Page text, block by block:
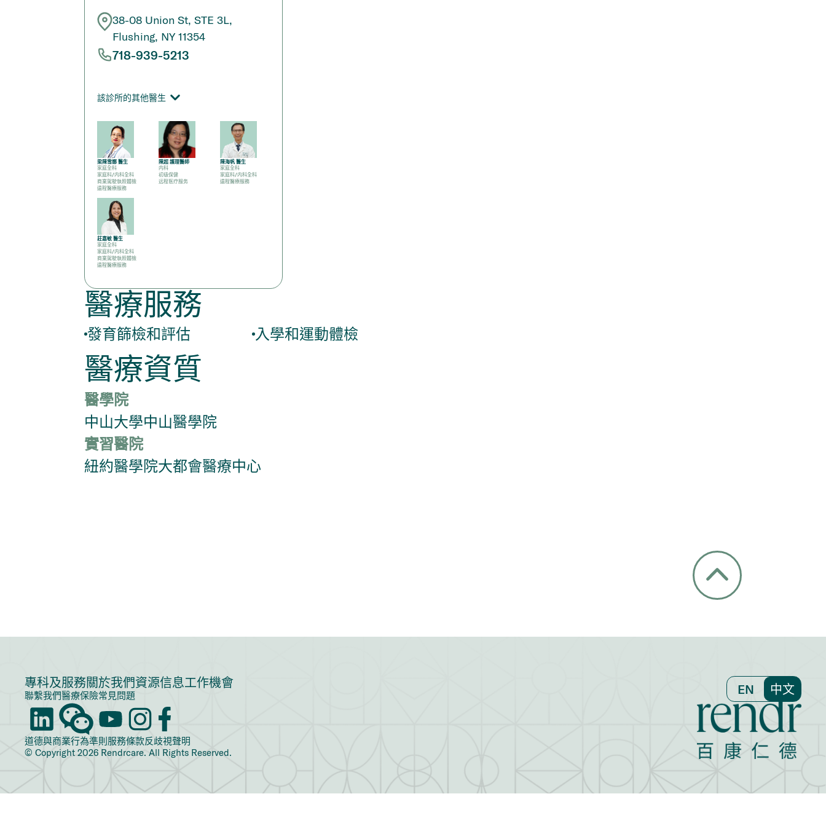
38-08 Union St, STE 3L,
Flushing, NY 11354
718-939-5213
該診所的其他醫生
梁陳雪娜 醫生
家庭全科
家庭科/内科全科
商業駕駛執照體檢
遠程醫療服務
陳超 護理醫師
内科
初级保健
远程医疗服务
陳海帆 醫生
家庭全科
家庭科/内科全科
遠程醫療服務
莊嘉敏 醫生
家庭全科
家庭科/内科全科
商業駕駛執照體檢
遠程醫療服務
醫療服務
發育篩檢和評估 入學和運動體檢
醫療資質
醫學院
中山大學中山醫學院
實習醫院
紐約醫學院大都會醫療中心
專科及服務關於我們資源信息工作機會
聯繫我們醫療保險常見問題 EN 中文
道德與商業行為準則服務條款反歧視聲明
© Copyright 2026 Rendrcare. All Rights Reserved.